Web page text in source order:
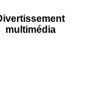
multimédia